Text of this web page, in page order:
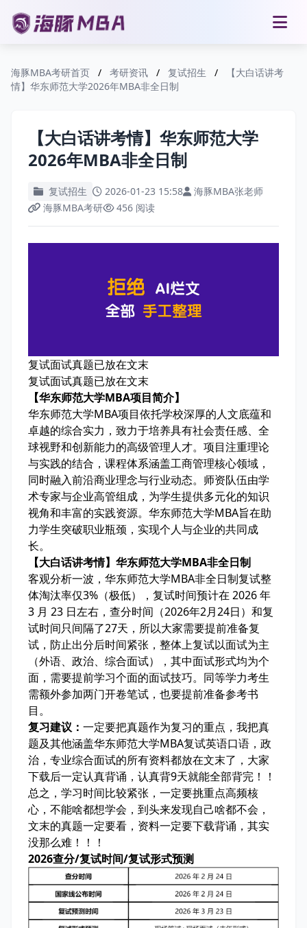
海豚MBA考研首页 / 考研资讯 / 复试招生 /
【大白话讲考
情】华东师范大学2026年MBA非全日制
【大白话讲考情】华东师范大学
2026年MBA非全日制
复试招生 2026-01-23 15:58
海豚MBA张老师
海豚MBA考研
456 阅读
复试面试真题已放在文末
复试面试真题已放在文末
【华东师范大学MBA项目简介】
华东师范大学MBA项目依托学校深厚的人文底蕴和
卓越的综合实力，致力于培养具有社会责任感、全
球视野和创新能力的高级管理人才。项目注重理论
与实践的结合，课程体系涵盖工商管理核心领域，
同时融入前沿商业理念与行业动态。师资队伍由学
术专家与企业高管组成，为学生提供多元化的知识
视角和丰富的实践资源。华东师范大学MBA旨在助
力学生突破职业瓶颈，实现个人与企业的共同成
长。
【大白话讲考情】华东师范大学MBA非全日制
客观分析一波，华东师范大学MBA非全日制复试整
体淘汰率仅3% （极低），复试时间预计在 2026 年
3 月 23 日左右，查分时间（2026年2月24日）和复
试时间只间隔了27天 ，所以大家需要提前准备复
试 ，防止出分后时间紧张，整体上复试以面试为主
（外语、政治、综合面试），其中面试形式均为个
面 ，需要提前学习个面的面试技巧。同等学力考生
需额外参加两门开卷笔试，也要提前准备参考书
目。
复习建议： 一定要把真题作为复习的重点，我把真
题及其他涵盖华东师范大学MBA复试英语口语，政
治，专业综合面试的所有资料都放在文末了，大家
下载后一定认真背诵， 认真背9天就能全部背完 ！！
总之，学习时间比较紧张， 一定要挑重点高频核
心 ，不能啥都想学会，到头来发现自己啥都不会，
文末的真题一定要看 ， 资料一定要下载背诵 ， 其实
没那么难 ！！！
2026查分/复试时间/复试形式预测